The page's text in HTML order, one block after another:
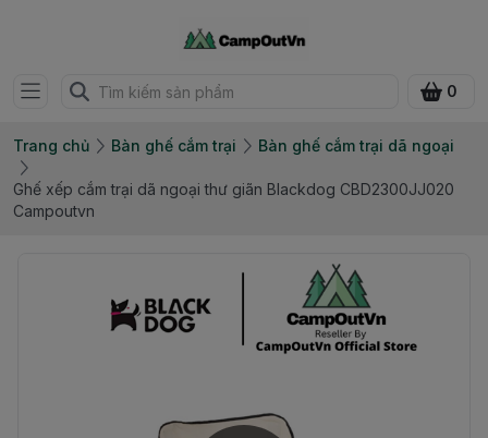
0
Trang chủ Bàn ghế cắm trại Bàn ghế cắm trại dã ngoại
Ghế xếp cắm trại dã ngoại thư giãn Blackdog CBD2300JJ020
Campoutvn